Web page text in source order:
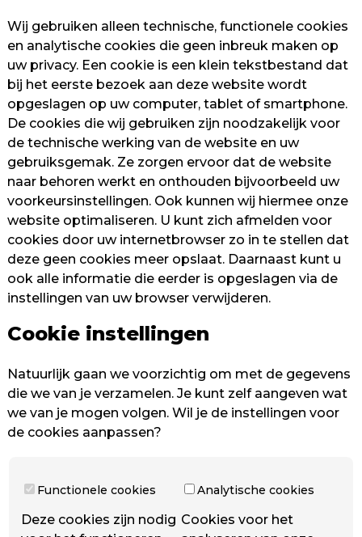
Wij gebruiken alleen technische, functionele cookies
en analytische cookies die geen inbreuk maken op
uw privacy. Een cookie is een klein tekstbestand dat
bij het eerste bezoek aan deze website wordt
opgeslagen op uw computer, tablet of smartphone.
De cookies die wij gebruiken zijn noodzakelijk voor
de technische werking van de website en uw
gebruiksgemak. Ze zorgen ervoor dat de website
naar behoren werkt en onthouden bijvoorbeeld uw
voorkeursinstellingen. Ook kunnen wij hiermee onze
website optimaliseren. U kunt zich afmelden voor
cookies door uw internetbrowser zo in te stellen dat
deze geen cookies meer opslaat. Daarnaast kunt u
ook alle informatie die eerder is opgeslagen via de
instellingen van uw browser verwijderen.
Cookie instellingen
Natuurlijk gaan we voorzichtig om met de gegevens
die we van je verzamelen. Je kunt zelf aangeven wat
we van je mogen volgen. Wil je de instellingen voor
de cookies aanpassen?
Functionele cookies
Deze cookies zijn nodig
Analytische cookies
Cookies voor het